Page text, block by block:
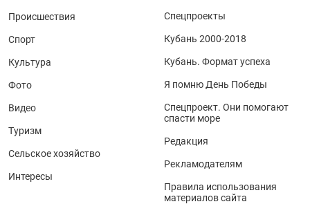
Происшествия
Спорт
Культура
Фото
Видео
Туризм
Сельское хозяйство
Интересы
Спецпроекты
Кубань 2000-2018
Кубань. Формат успеха
Я помню День Победы
Спецпроект. Они помогают
спасти море
Редакция
Рекламодателям
Правила использования
материалов сайта